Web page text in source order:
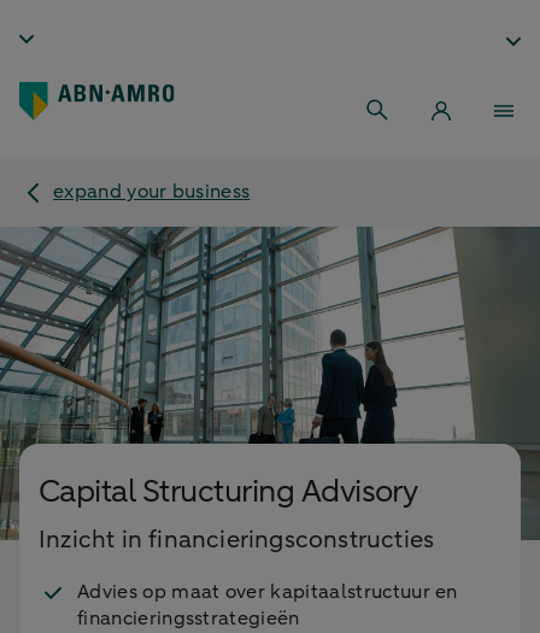
expand your business
Capital Structuring Advisory
Inzicht in financieringsconstructies
Advies op maat over kapitaalstructuur en
financieringsstrategieën